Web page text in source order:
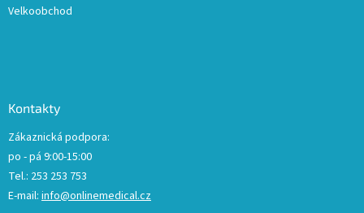
Velkoobchod
Kontakty
Zákaznická podpora:
po - pá 9:00-15:00
Tel.: 253 253 753
E-mail: info@onlinemedical.cz